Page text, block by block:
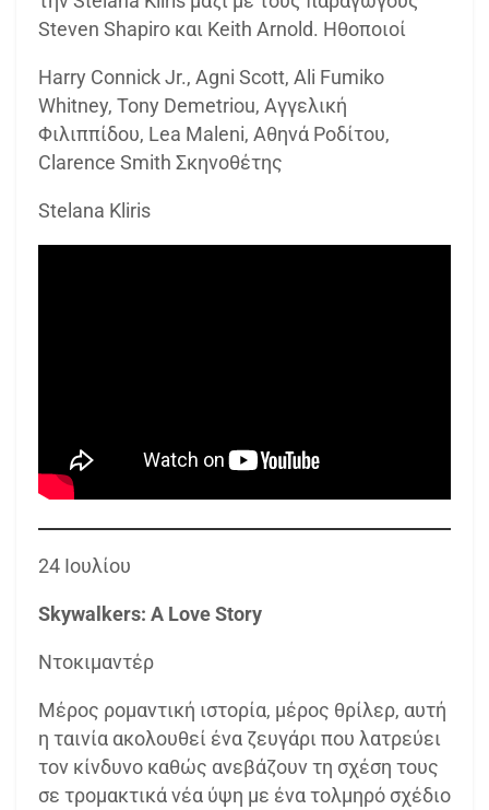
Steven Shapiro και Keith Arnold. Ηθοποιοί
Harry Connick Jr., Agni Scott, Ali Fumiko
Whitney, Tony Demetriou, Αγγελική
Φιλιππίδου, Lea Maleni, Αθηνά Ροδίτου,
Clarence Smith Σκηνοθέτης
Stelana Kliris
24 Ιουλίου
Skywalkers: A Love Story
Ντοκιμαντέρ
Μέρος ρομαντική ιστορία, μέρος θρίλερ, αυτή
η ταινία ακολουθεί ένα ζευγάρι που λατρεύει
τον κίνδυνο καθώς ανεβάζουν τη σχέση τους
σε τρομακτικά νέα ύψη με ένα τολμηρό σχέδιο